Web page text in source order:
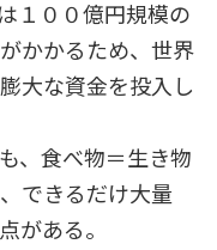
１００億円規模の
かかるため、世界
大な資金を投入し
、食べ物＝生き物
できるだけ大量
がある。